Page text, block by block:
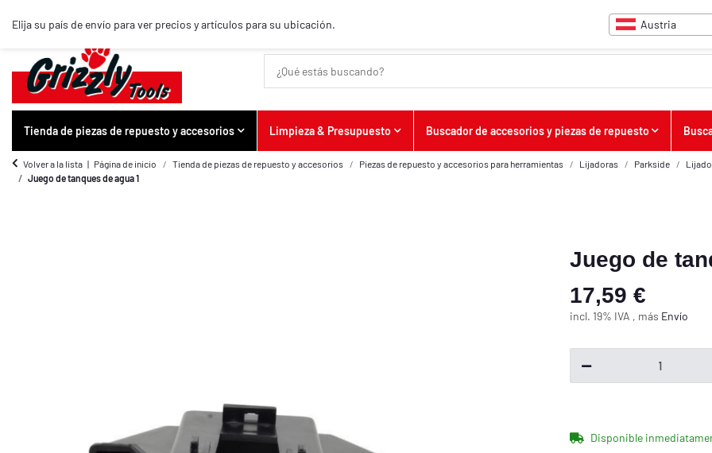
Elija su país de envío para ver precios y artículos para su ubicación. Austria
Tienda de piezas de repuesto y accesorios Limpieza & Presupuesto Buscador de accesorios y piezas de repuesto
Volver a la lista Página de inicio Tienda de piezas de repuesto y accesorios Piezas de repuesto y accesorios para herramientas Lijadoras Parkside
Juego de tanques de agua 1
Juego de
17,59 €
incl. 19% IVA , más Envío
Disponible